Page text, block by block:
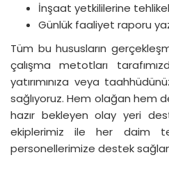
İnşaat yetkililerine
Günlük faaliyet raporu
Tüm bu hususların
çalışma metotları
yatırımınıza veya
sağlıyoruz. Hem olağan hem
hazır bekleyen olay yeri
ekiplerimiz ile her daim
personellerimize destek